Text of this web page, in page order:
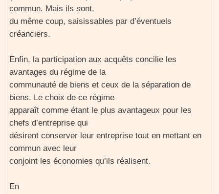
commun. Mais ils sont,
du même coup, saisissables par d’éventuels
créanciers.
Enfin, la participation aux acquêts concilie les
avantages du régime de la
communauté de biens et ceux de la séparation de
biens. Le choix de ce régime
apparaît comme étant le plus avantageux pour les
chefs d’entreprise qui
désirent conserver leur entreprise tout en mettant en
commun avec leur
conjoint les économies qu’ils réalisent.
En